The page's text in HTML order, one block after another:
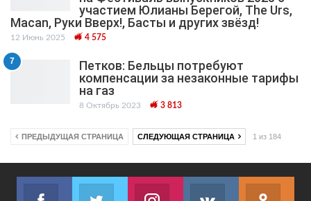
участием Юлианы Берегой, The Urs,
Macan, Руки Вверх!, Басты и других звёзд!
12 Июнь 2025 4 575
7
Петков: Бельцы потребуют
компенсации за незаконные тарифы
на газ
8 Октябрь 2023 3 813
ПРЕДЫДУЩАЯ СТРАНИЦА СЛЕДУЮЩАЯ СТРАНИЦА 1 из 184
Facebook Twitter